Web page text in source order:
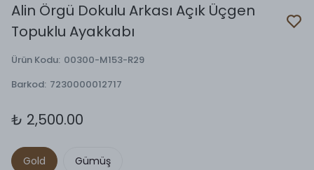
Alin Örgü Dokulu Arkası Açık Üçgen
Topuklu Ayakkabı
Ürün Kodu: 00300-M153-R29
Barkod: 7230000012717
₺ 2,500.00
Gold Gümüş